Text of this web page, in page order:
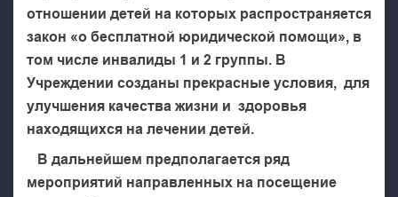
отношении детей на которых распространяется
закон «о бесплатной юридической помощи», в
том числе инвалиды 1 и 2 группы. В
Учреждении созданы прекрасные условия, для
улучшения качества жизни и здоровья
находящихся на лечении детей.
В дальнейшем предполагается ряд
мероприятий направленных на посещение